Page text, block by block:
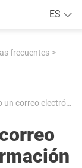
ES
frecuentes
No he recibido un correo electrónico de confirmación